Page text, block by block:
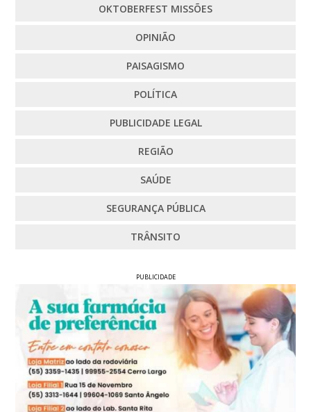
OKTOBERFEST MISSÕES
OPINIÃO
PAISAGISMO
POLÍTICA
PUBLICIDADE LEGAL
REGIÃO
SAÚDE
SEGURANÇA PÚBLICA
TRÂNSITO
PUBLICIDADE